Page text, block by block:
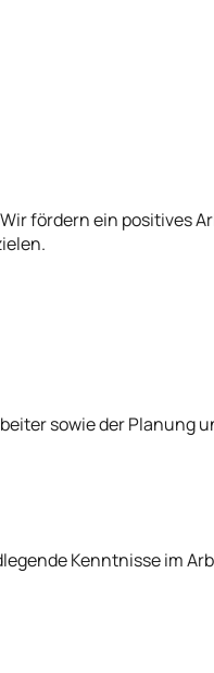
fördern ein positives
sowie der Planung
Kenntnisse im